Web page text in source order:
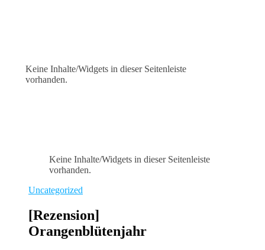
Keine Inhalte/Widgets in dieser Seitenleiste
vorhanden.
Keine Inhalte/Widgets in dieser Seitenleiste
vorhanden.
Uncategorized
[Rezension]
Orangenblütenjahr